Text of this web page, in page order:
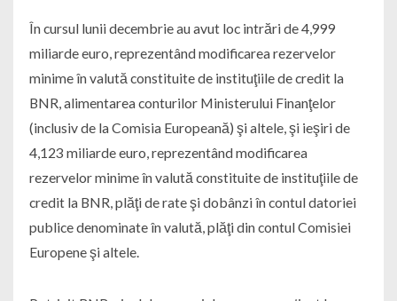
În cursul lunii decembrie au avut loc intrări de 4,999
miliarde euro, reprezentând modificarea rezervelor
minime în valută constituite de instituţiile de credit la
BNR, alimentarea conturilor Ministerului Finanţelor
(inclusiv de la Comisia Europeană) şi altele, şi ieşiri de
4,123 miliarde euro, reprezentând modificarea
rezervelor minime în valută constituite de instituţiile de
credit la BNR, plăţi de rate şi dobânzi în contul datoriei
publice denominate în valută, plăţi din contul Comisiei
Europene şi altele.